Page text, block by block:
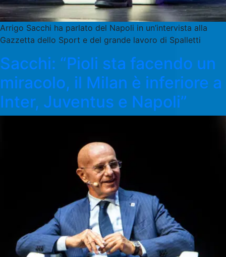
Arrigo Sacchi ha parlato del Napoli in un’intervista alla
Gazzetta dello Sport e del grande lavoro di Spalletti
Sacchi: “Pioli sta facendo un
miracolo, il Milan è inferiore a
Inter, Juventus e Napoli”